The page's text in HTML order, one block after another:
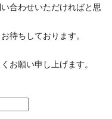
合わせいただければと思
待ちしております。
お願い申し上げます。